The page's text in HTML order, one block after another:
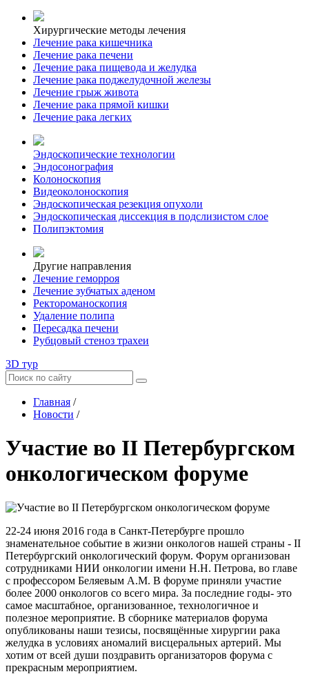
Хирургические методы лечения
Лечение рака кишечника
Лечение рака печени
Лечение рака пищевода и желудка
Лечение рака поджелудочной железы
Лечение грыж живота
Лечение рака прямой кишки
Лечение рака легких
Эндоскопические технологии
Эндосонография
Колоноскопия
Видеоколоноскопия
Эндоскопическая резекция опухоли
Эндоскопическая диссекция в подслизистом слое
Полипэктомия
Другие направления
Лечение геморроя
Лечение зубчатых аденом
Ректороманоскопия
Удаление полипа
Пересадка печени
Рубцовый стеноз трахеи
3D тур
Главная /
Новости /
Участие во II Петербургском
онкологическом форуме
22-24 июня 2016 года в Санкт-Петербурге прошло
знаменательное событие в жизни онкологов нашей страны - II
Петербургский онкологический форум. Форум организован
сотрудниками НИИ онкологии имени Н.Н. Петрова, во главе
с профессором Беляевым А.М. В форуме приняли участие
более 2000 онкологов со всего мира. За последние годы- это
самое масштабное, организованное, технологичное и
полезное мероприятие. В сборнике материалов форума
опубликованы наши тезисы, посвящённые хирургии рака
желудка в условиях аномалий висцеральных артерий. Мы
хотим от всей души поздравить организаторов форума с
прекрасным мероприятием.